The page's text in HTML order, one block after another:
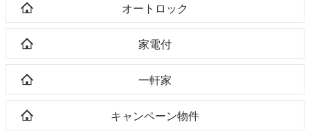
オートロック
家電付
一軒家
キャンペーン物件